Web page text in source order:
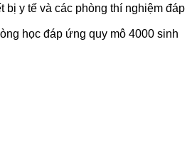
y tế và các phòng thí nghiệm đáp
học đáp ứng quy mô 4000 sinh